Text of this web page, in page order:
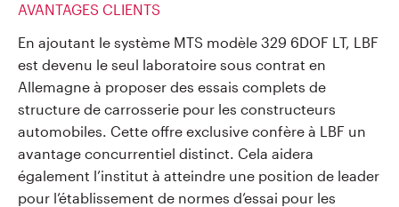
AVANTAGES CLIENTS
En ajoutant le système MTS modèle 329 6DOF LT, LBF
est devenu le seul laboratoire sous contrat en
Allemagne à proposer des essais complets de
structure de carrosserie pour les constructeurs
automobiles. Cette offre exclusive confère à LBF un
avantage concurrentiel distinct. Cela aidera
également l’institut à atteindre une position de leader
pour l’établissement de normes d’essai pour les